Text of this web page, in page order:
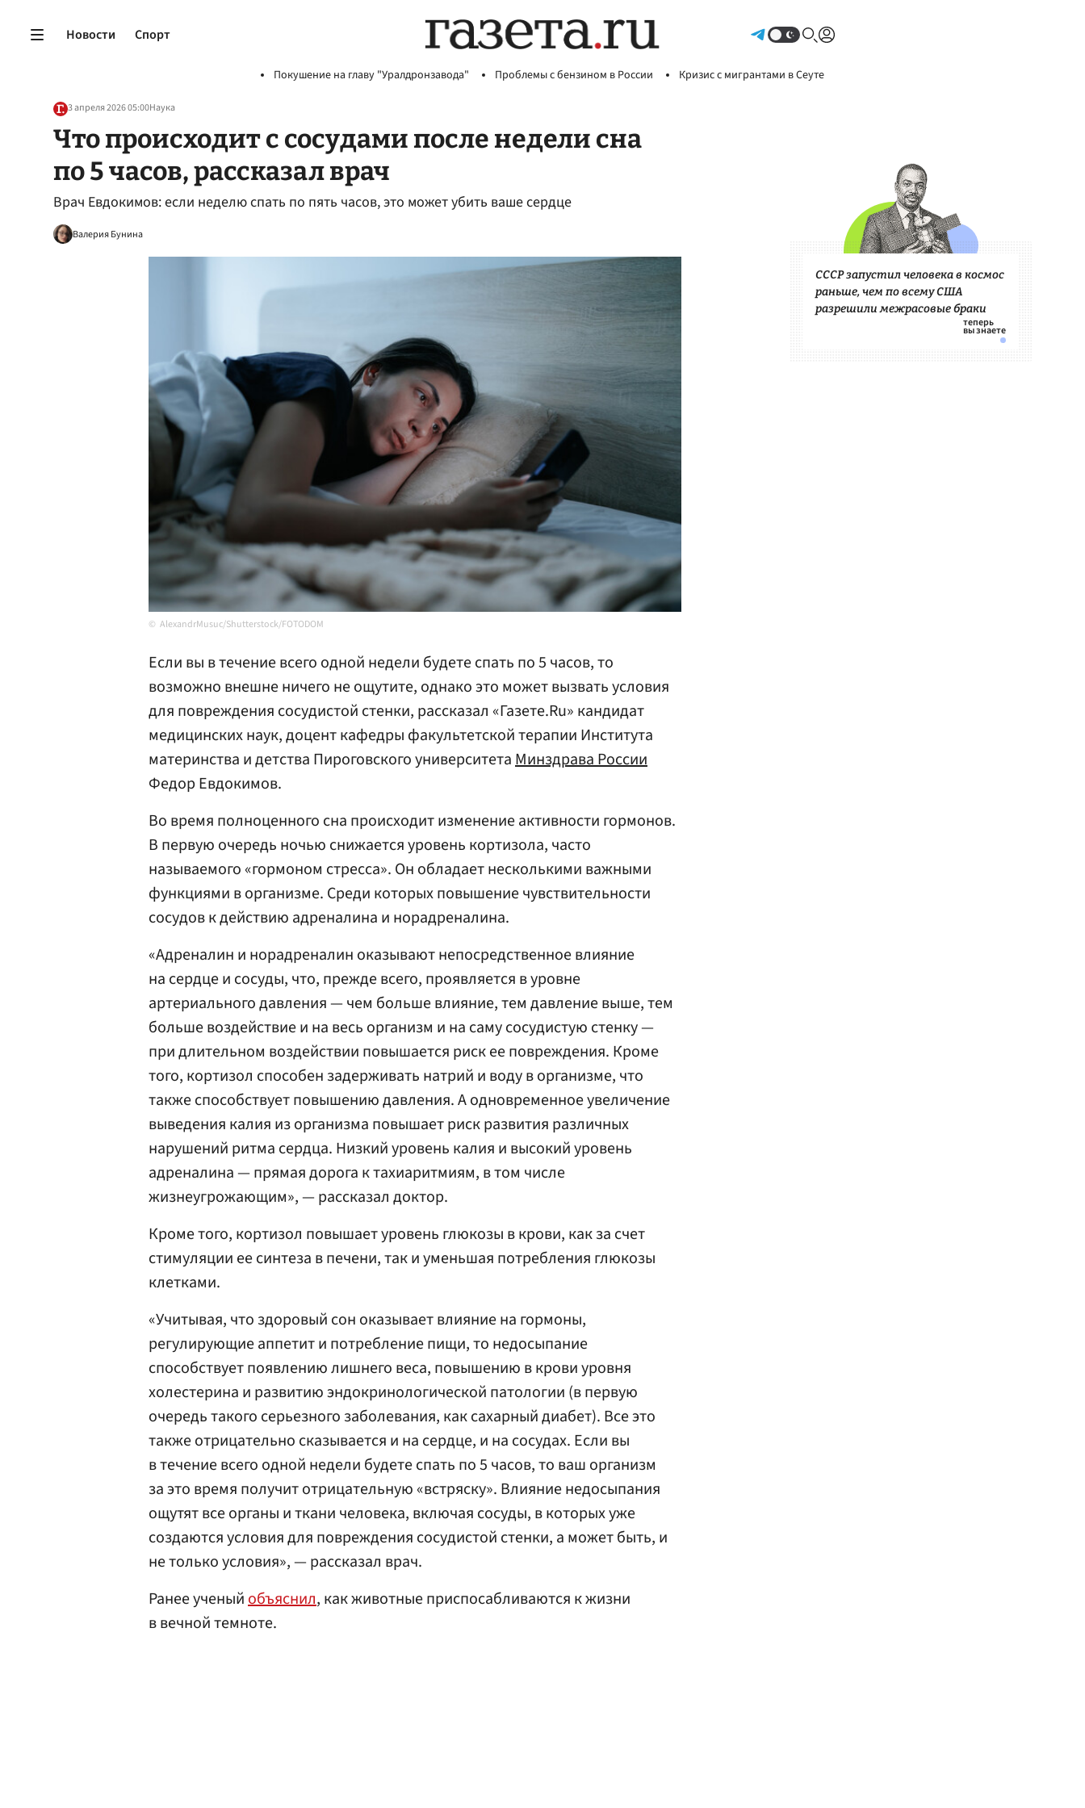
Новости Спорт
Покушение на главу "Уралдронзавода" Проблемы с бензином в России Кризис с мигрантами в Сеуте
3 апреля 2026 05:00Наука
Что происходит с сосудами после недели сна
по 5 часов, рассказал врач
Врач Евдокимов: если неделю спать по пять часов, это может убить ваше сердце
Валерия Бунина
AlexandrMusuc/Shutterstock/FOTODOM
Если вы в течение всего одной недели будете спать по 5 часов, то
возможно внешне ничего не ощутите, однако это может вызвать условия
для повреждения сосудистой стенки, рассказал «Газете.Ru» кандидат
медицинских наук, доцент кафедры факультетской терапии Института
материнства и детства Пироговского университетаМинздрава России
Федор Евдокимов.
Во время полноценного сна происходит изменение активности гормонов.
В первую очередь ночью снижается уровень кортизола, часто
называемого «гормоном стресса». Он обладает несколькими важными
функциями в организме. Среди которых повышение чувствительности
сосудов к действию адреналина и норадреналина.
«Адреналин и норадреналин оказывают непосредственное влияние
на сердце и сосуды, что, прежде всего, проявляется в уровне
артериального давления — чем больше влияние, тем давление выше, тем
больше воздействие и на весь организм и на саму сосудистую стенку —
при длительном воздействии повышается риск ее повреждения. Кроме
того, кортизол способен задерживать натрий и воду в организме, что
также способствует повышению давления. А одновременное увеличение
выведения калия из организма повышает риск развития различных
нарушений ритма сердца. Низкий уровень калия и высокий уровень
адреналина — прямая дорога к тахиаритмиям, в том числе
жизнеугрожающим», — рассказал доктор.
Кроме того, кортизол повышает уровень глюкозы в крови, как за счет
стимуляции ее синтеза в печени, так и уменьшая потребления глюкозы
клетками.
«Учитывая, что здоровый сон оказывает влияние на гормоны,
регулирующие аппетит и потребление пищи, то недосыпание
способствует появлению лишнего веса, повышению в крови уровня
холестерина и развитию эндокринологической патологии (в первую
очередь такого серьезного заболевания, как сахарный диабет). Все это
также отрицательно сказывается и на сердце, и на сосудах. Если вы
в течение всего одной недели будете спать по 5 часов, то ваш организм
за это время получит отрицательную «встряску». Влияние недосыпания
ощутят все органы и ткани человека, включая сосуды, в которых уже
создаются условия для повреждения сосудистой стенки, а может быть, и
не только условия», — рассказал врач.
Ранее ученыйобъяснил, как животные приспосабливаются к жизни
в вечной темноте.
СССР запустил человека в космос
раньше, чем по всему США
разрешили межрасовые браки